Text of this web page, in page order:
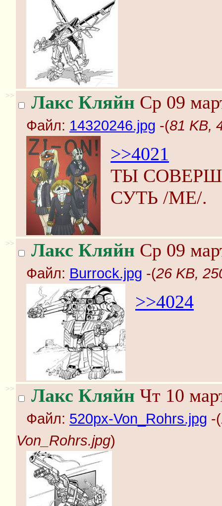
>> Лакс Кляйн Ср 09
Файл: 14320246.jpg -(81 KB,
>>4021
ТЫ
СУТЬ /ME/.
>> Лакс Кляйн Ср 09
Файл: Burrock.jpg -(26 KB,
>>4024
>> Лакс Кляйн Чт 10
Файл: 520px-Von_Rohrs.jpg -(
Von_Rohrs.jpg)